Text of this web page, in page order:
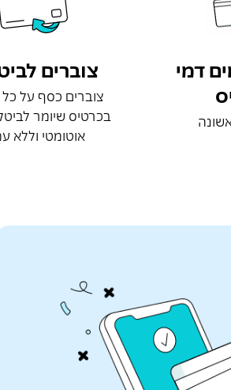
דמי
צוברים
צוברים כסף על כל
בכרטיס שיומר
אוטומטי וללא